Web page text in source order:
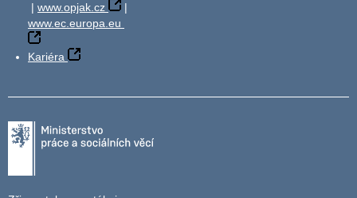
| www.opjak.cz
|
www.ec.europa.eu
Kariéra